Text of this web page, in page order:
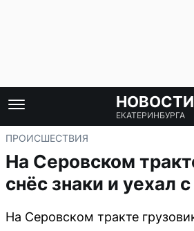
НОВОСТИ
ЕКАТЕРИНБУРГА
ПРОИСШЕСТВИЯ
На Серовском
снёс знаки и уехал
На Серовском тракте